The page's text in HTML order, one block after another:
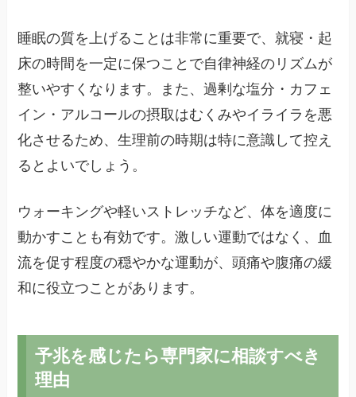
睡眠の質を上げることは非常に重要で、就寝・起
床の時間を一定に保つことで自律神経のリズムが
整いやすくなります。また、過剰な塩分・カフェ
イン・アルコールの摂取はむくみやイライラを悪
化させるため、生理前の時期は特に意識して控え
るとよいでしょう。
ウォーキングや軽いストレッチなど、体を適度に
動かすことも有効です。激しい運動ではなく、血
流を促す程度の穏やかな運動が、頭痛や腹痛の緩
和に役立つことがあります。
予兆を感じたら専門家に相談すべき
理由